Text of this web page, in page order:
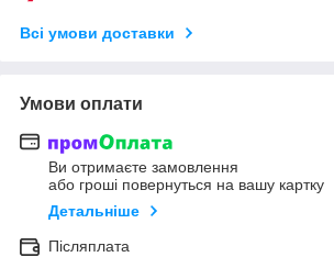
Всі умови доставки
Умови оплати
Ви отримаєте замовлення
або гроші повернуться на вашу картку
Детальніше
Післяплата